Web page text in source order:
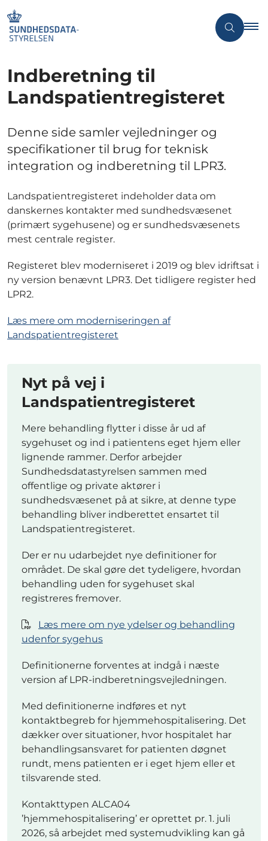
Indberetning til
Landspatientregisteret
Denne side samler vejledninger og
specifikationer til brug for teknisk
integration og indberetning til LPR3.
Landspatientregisteret indeholder data om
danskernes kontakter med sundhedsvæsenet
(primært sygehusene) og er sundhedsvæsenets
mest centrale register.
Registeret blev moderniseret i 2019 og blev idriftsat i
ny version benævnt LPR3. Det tidligere register hed
LPR2.
Læs mere om moderniseringen af
Landspatientregisteret
Nyt på vej i
Landspatientregisteret
Mere behandling flytter i disse år ud af
sygehuset og ind i patientens eget hjem eller
lignende rammer. Derfor arbejder
Sundhedsdatastyrelsen sammen med
offentlige og private aktører i
sundhedsvæsenet på at sikre, at denne type
behandling bliver indberettet ensartet til
Landspatientregisteret.
Der er nu udarbejdet nye definitioner for
området. De skal gøre det tydeligere, hvordan
behandling uden for sygehuset skal
registreres fremover.
Læs mere om nye ydelser og behandling
udenfor sygehus
Definitionerne forventes at indgå i næste
version af LPR-indberetningsvejledningen.
Med definitionerne indføres et nyt
kontaktbegreb for hjemmehospitalisering. Det
dækker over situationer, hvor hospitalet har
behandlingsansvaret for patienten døgnet
rundt, mens patienten er i eget hjem eller et
tilsvarende sted.
Kontakttypen ALCA04
’hjemmehospitalisering’ er oprettet pr. 1. juli
2026, så arbejdet med systemudvikling kan gå